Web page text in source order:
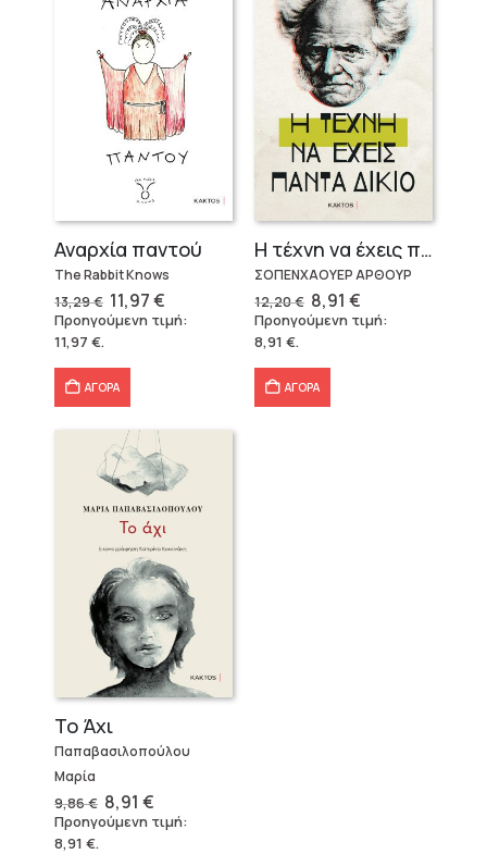
Αναρχία παντού
The Rabbit Knows
13,29€ Original
price
was:
11,97€Η
τρέχουσα
τιμή
Προηγούμενη τιμή:
11,97 €.
ΑΓΟΡΑ
Η τέχνη να έχεις πάντα δίκιο – Άρθουρ Σοπενχάουερ
ΣΟΠΕΝΧΑΟΥΕΡ ΑΡΘΟΥΡ
12,20€ Original
price
was:
8,91 €Η
τρέχουσα
τιμή
Προηγούμενη τιμή:
8,91 €.
ΑΓΟΡΑ
Το Άχι
Παπαβασιλοπούλου
Μαρία
9,86€ Original
price
was:
8,91 €Η
τρέχουσα
τιμή
Προηγούμενη τιμή:
8,91 €.